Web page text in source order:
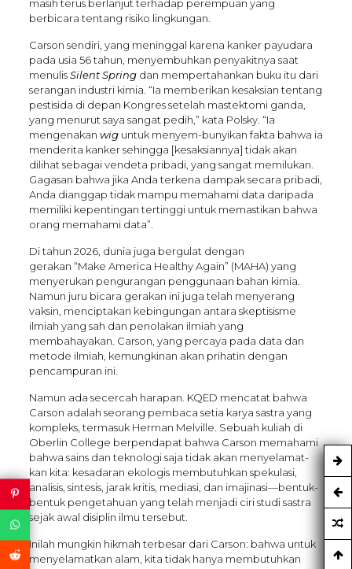
masih terus berlanjut terhadap perempuan yang
berbicara tentang risiko lingkungan.
Carson sendiri, yang meninggal karena kanker payudara
pada usia 56 tahun, menyembuhkan penyakitnya saat
menulisSilent Springdan mempertahankan buku itu dari
serangan industri kimia. “Ia memberikan kesaksian tentang
pestisida di depan Kongres setelah mastektomi ganda,
yang menurut saya sangat pedih,” kata Polsky. “Ia
mengenakan wiguntuk menyem-bunyikan fakta bahwa ia
menderita kanker sehingga [kesaksiannya] tidak akan
dilihat sebagai vendeta pribadi, yang sangat memilukan.
Gagasan bahwa jika Anda terkena dampak secara pribadi,
Anda dianggap tidak mampu memahami data daripada
memiliki kepentingan tertinggi untuk memastikan bahwa
orang memahami data”.
Di tahun 2026, dunia juga bergulat dengan
gerakan “Make America Healthy Again” (MAHA) yang
menyerukan pengurangan penggunaan bahan kimia.
Namun juru bicara gerakan ini juga telah menyerang
vaksin, menciptakan kebingungan antara skeptisisme
ilmiah yang sah dan penolakan ilmiah yang
membahayakan. Carson, yang percaya pada data dan
metode ilmiah, kemungkinan akan prihatin dengan
pencampuran ini.
Namun ada secercah harapan. KQED mencatat bahwa
Carson adalah seorang pembaca setia karya sastra yang
kompleks, termasuk Herman Melville. Sebuah kuliah di
Oberlin College berpendapat bahwa Carson memahami
bahwa sains dan teknologi saja tidak akan menyelamat-
kan kita: kesadaran ekologis membutuhkan spekulasi,
analisis, sintesis, jarak kritis, mediasi, dan imajinasi—bentuk-
bentuk pengetahuan yang telah menjadi ciri studi sastra
sejak awal disiplin ilmu tersebut.
Inilah mungkin hikmah terbesar dari Carson: bahwa untuk
menyelamatkan alam, kita tidak hanya membutuhkan